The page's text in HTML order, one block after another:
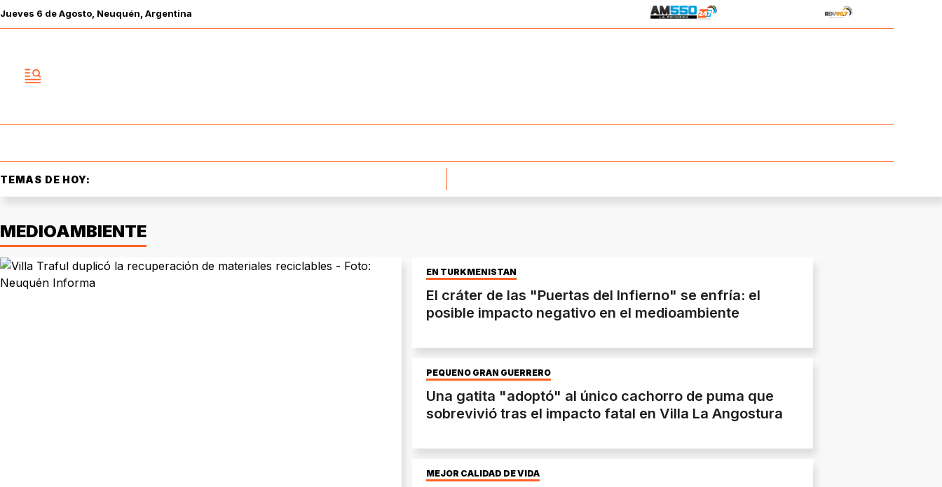
Jueves 6 deAgosto , Neuquén, Argentina
TEMAS DE HOY:
MEDIOAMBIENTE
EN TURKMENISTÁN
El cráter de las "Puertas del Infierno" se enfría: el
posible impacto negativo en el medioambiente
PEQUEÑO GRAN GUERRERO
Una gatita "adoptó" al único cachorro de puma que
sobrevivió tras el impacto fatal en Villa La Angostura
MEJOR CALIDAD DE VIDA